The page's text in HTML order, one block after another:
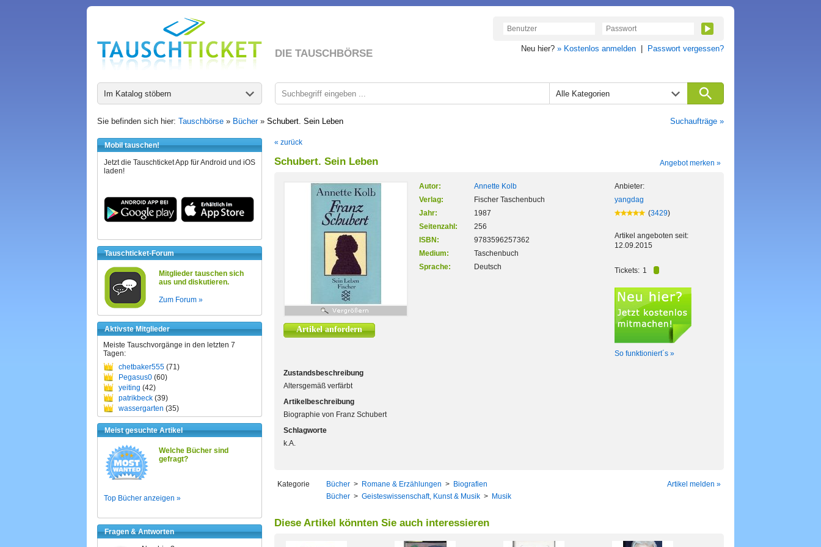
DIE TAUSCHBÖRSE Neu hier? » Kostenlos anmelden Passwort vergessen?
Im Katalog stöbern Alle Kategorien
Sie befinden sich hier: Tauschbörse » Bücher» Schubert. Sein Leben Suchaufträge »
Mobil tauschen!
Jetzt die Tauschticket App für Android und iOS
laden!
Tauschticket-Forum
Mitglieder tauschen sich
aus und diskutieren.
Zum Forum »
Aktivste Mitglieder
Meiste Tauschvorgänge in den letzten 7
Tagen:
chetbaker555 (71)
Pegasus0 (60)
yeiting (42)
patrikbeck (39)
wassergarten (35)
Meist gesuchte Artikel
Welche Bücher sind
gefragt?
Top Bücher anzeigen »
Fragen & Antworten
« zurück
Schubert. Sein Leben Angebot merken »
Artikel anfordern
Autor:
Annette Kolb
Verlag:
Fischer Taschenbuch
Jahr:
1987
Seitenzahl:
256
ISBN:
9783596257362
Medium:
Taschenbuch
Sprache:
Deutsch
Anbieter:
yangdag
(3429)
Artikel angeboten seit:
12.09.2015
Tickets: 1
So funktioniert´s »
Zustandsbeschreibung
Altersgemäß verfärbt
Artikelbeschreibung
Biographie von Franz Schubert
Schlagworte
k.A.
Kategorie Bücher > Romane & Erzählungen > Biografien
Bücher > Geisteswissenschaft, Kunst & Musik > Musik
Artikel melden »
Diese Artikel könnten Sie auch interessieren